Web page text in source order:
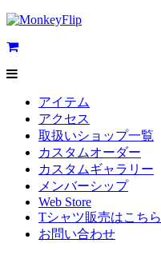
アイテム
アクセス
取扱いショップ一覧
カスタムオーダー
カスタムギャラリー
メンバーシップ
Web Store
Tシャツ販売はこちら
お問い合わせ